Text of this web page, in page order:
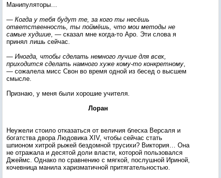
Манипуляторы…
— Когда у тебя будут те, за кого ты несёшь
ответственность, ты поймёшь, что мои методы не
самые худшие, — сказал мне когда-то Аро. Эти слова я
принял лишь сейчас.
— Иногда, чтобы сделать немного лучше для всех,
приходится сделать намного хуже кому-то конкретному,
— сожалела мисс Свон во время одной из бесед о высшем
смысле.
Признаю, у меня были хорошие учителя.
Лоран
Неужели стоило отказаться от величия блеска Версаля и
богатства двора Людовика XIV, чтобы сейчас стать
шпионом хитрой рыжей бездомной трусихи? Виктория… Она
не отражала и десятой доли власти, которой пользовался
Джеймс. Однако по сравнению с мягкой, послушной Ириной,
кочевница манила харизматичной притягательностью.